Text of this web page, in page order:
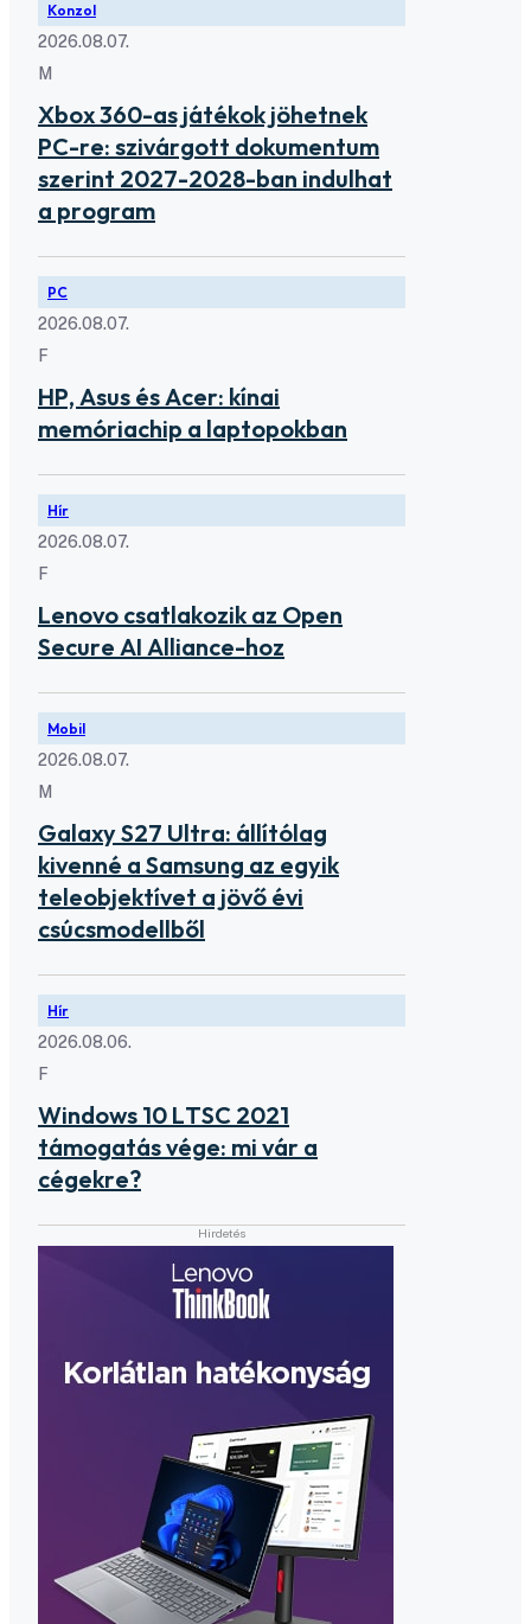
Konzol
2026.08.07.
M
Xbox 360-as játékok jöhetnek
PC-re: szivárgott dokumentum
szerint 2027-2028-ban indulhat
a program
PC
2026.08.07.
F
HP, Asus és Acer: kínai
memóriachip a laptopokban
Hír
2026.08.07.
F
Lenovo csatlakozik az Open
Secure AI Alliance-hoz
Mobil
2026.08.07.
M
Galaxy S27 Ultra: állítólag
kivenné a Samsung az egyik
teleobjektívet a jövő évi
csúcsmodellből
Hír
2026.08.06.
F
Windows 10 LTSC 2021
támogatás vége: mi vár a
cégekre?